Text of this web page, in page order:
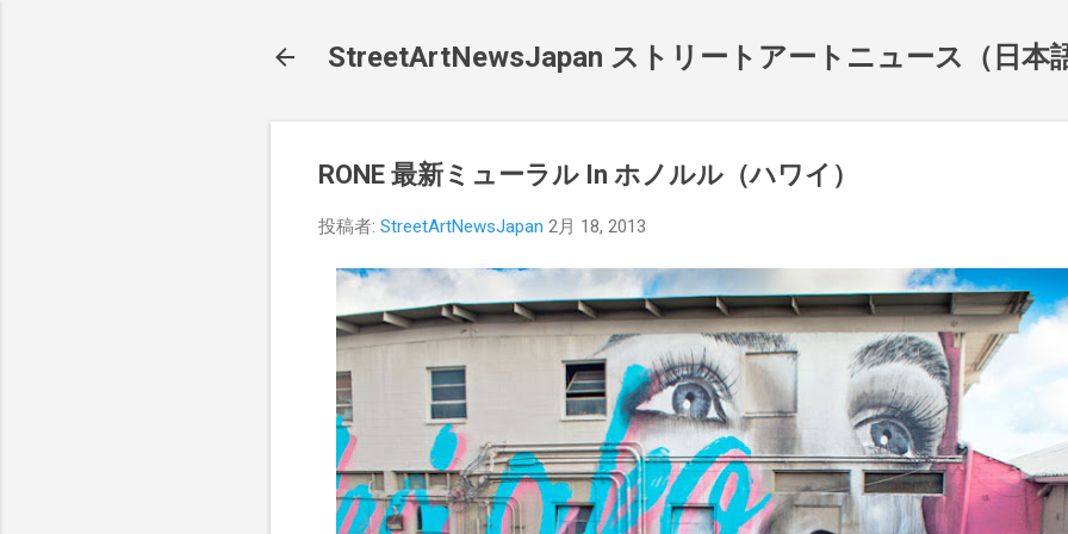
StreetArtNewsJapan ストリートアートニュース（日本
RONE 最新ミューラル In ホノルル（ハワイ）
投稿者: StreetArtNewsJapan 2月 18, 2013